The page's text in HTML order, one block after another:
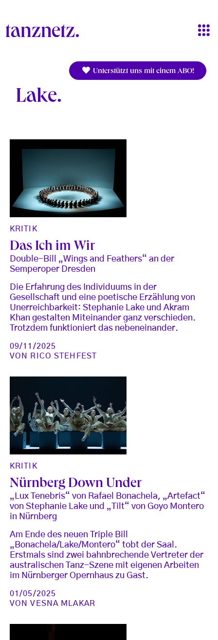
Unterstützt uns mit einem ABO!
Lake
KRITIK
Das Ich im Wir
Double-Bill „Wings and Feathers“ an der
Semperoper Dresden
Die Erfahrung des Individuums in der
Gesellschaft und eine poetische Erzählung von
Unerreichbarkeit: Stephanie Lake und Akram
Khan gestalten Miteinander ganz verschieden.
Trotzdem funktioniert das nebeneinander.
09/11/2025
VON
RICO STEHFEST
KRITIK
Nürnberg Down Under
„Lux Tenebris“ von Rafael Bonachela, „Artefact“
von Stephanie Lake und „Tilt“ von Goyo Montero
in Nürnberg
Am Ende des neuen Triple Bill
„Bonachela/Lake/Montero“ tobt der Saal.
Erstmals sind zwei bahnbrechende Vertreter der
australischen Tanz-Szene mit eigenen Arbeiten
im Nürnberger Opernhaus zu Gast.
01/05/2025
VONVESNA MLAKAR